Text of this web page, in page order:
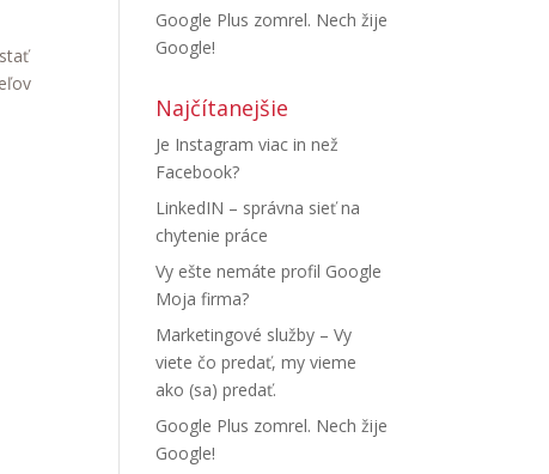
Google Plus zomrel. Nech žije
Google!
Najčítanejšie
Je Instagram viac in než
Facebook?
LinkedIN – správna sieť na
chytenie práce
Vy ešte nemáte profil Google
Moja firma?
Marketingové služby – Vy
viete čo predať, my vieme
ako (sa) predať.
Google Plus zomrel. Nech žije
Google!